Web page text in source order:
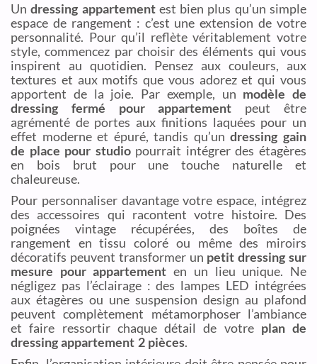
Undressing appartementest bien plus qu’un simple
espace de rangement : c’est une extension de votre
personnalité. Pour qu’il reflète véritablement votre
style, commencez par choisir des éléments qui vous
inspirent au quotidien. Pensez aux couleurs, aux
textures et aux motifs que vous adorez et qui vous
apportent de la joie. Par exemple, un modèle de
dressing fermé pour appartement peut être
agrémenté de portes aux finitions laquées pour un
effet moderne et épuré, tandis qu’undressing gain
de place pour studiopourrait intégrer des étagères
en bois brut pour une touche naturelle et
chaleureuse.
Pour personnaliser davantage votre espace, intégrez
des accessoires qui racontent votre histoire. Des
poignées vintage récupérées, des boîtes de
rangement en tissu coloré ou même des miroirs
décoratifs peuvent transformer un petit dressing sur
mesure pour appartement en un lieu unique. Ne
négligez pas l’éclairage : des lampes LED intégrées
aux étagères ou une suspension design au plafond
peuvent complètement métamorphoser l’ambiance
et faire ressortir chaque détail de votre plan de
dressing appartement 2 pièces.